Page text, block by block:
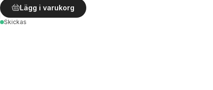
Lägg i varukorg
Skickas